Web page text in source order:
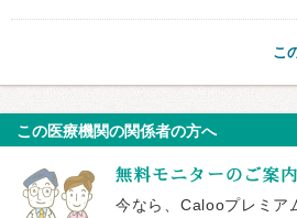
こ
この医療機関の関係者の方へ
今なら、Calooプレミア